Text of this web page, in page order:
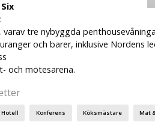
varav tre nybyggda
och barer, inklusive Nordens
och mötesarena.
Hotell Konferens Köksmästare Mat